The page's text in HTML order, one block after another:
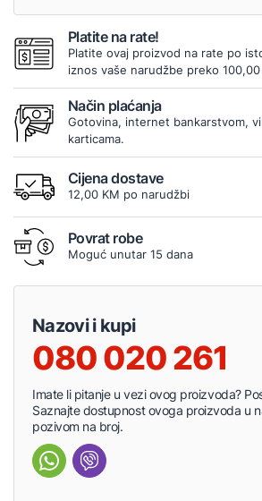
Platite na rate!
Platite ovaj proizvod na rate po
iznos vaše narudžbe preko 100,00
Način plaćanja
Gotovina, internet bankarstvom,
karticama.
Cijena dostave
12,00 KM po narudžbi
Povrat robe
Moguć unutar 15 dana
Nazovi i kupi
080 020 261
Imate li pitanje u vezi ovog proizvoda?
Saznajte dostupnost ovoga proizvoda u
pozivom na broj.